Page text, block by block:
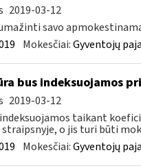
2019-03-12
savo
Mokesčiai:Gyventojų
bus indeksuojamos
2019-03-12
taikant
straipsnyje, o jis turi būti
Mokesčiai:Gyventojų